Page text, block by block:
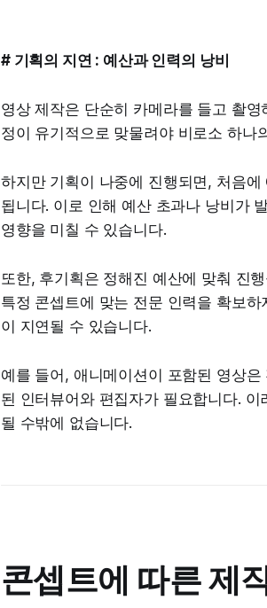
# 기획의 지연 : 예산과 인력의 낭비
영상 제작은 단순히 카메라를 들고 촬
정이 유기적으로 맞물려야 비로소 하나
하지만 기획이 나중에 진행되면, 처음
됩니다. 이로 인해 예산 초과나 낭비가
영향을 미칠 수 있습니다.
또한, 후기획은 정해진 예산에 맞춰 진
특정 콘셉트에 맞는 전문 인력을 확보
이 지연될 수 있습니다.
예를 들어, 애니메이션이 포함된 영상
된 인터뷰어와 편집자가 필요합니다.
될 수밖에 없습니다.
콘셉트에 따른 제